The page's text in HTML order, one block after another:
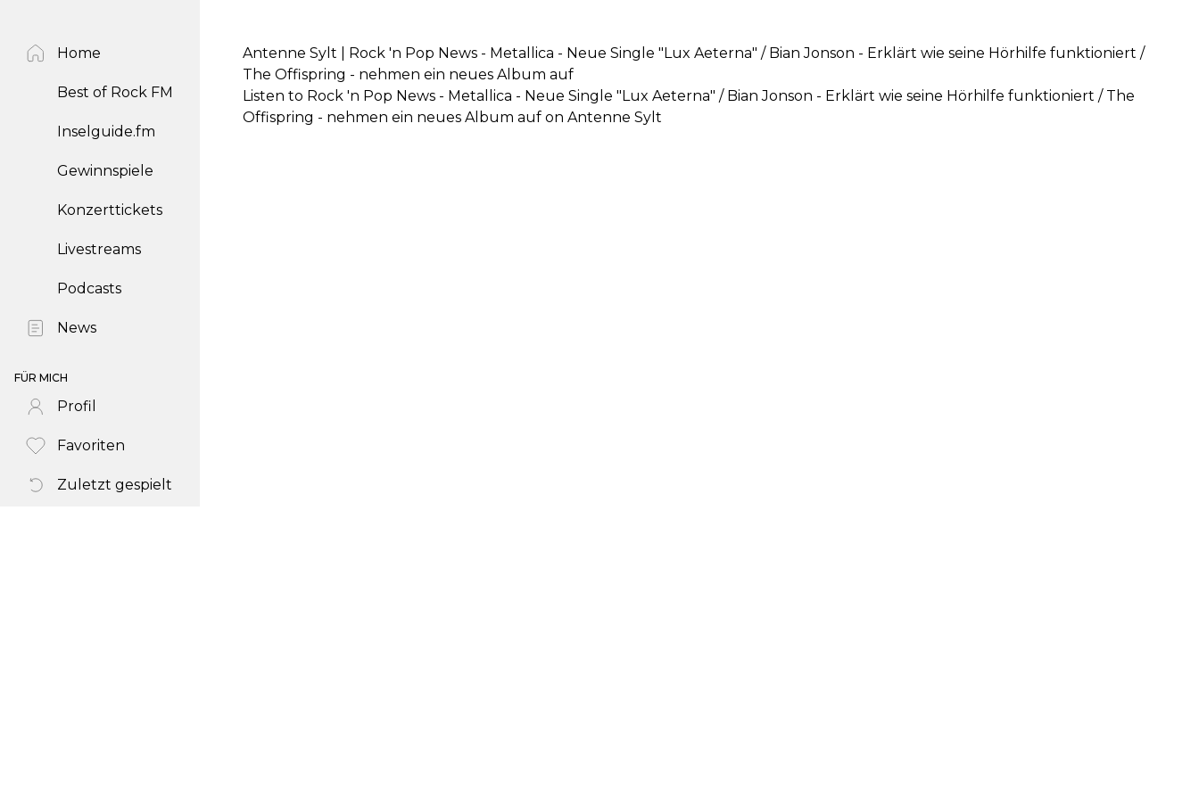
Home
Best of Rock FM
Inselguide.fm
Gewinnspiele
Konzerttickets
Livestreams
Podcasts
News
FÜR MICH
Profil
Favoriten
Zuletzt gespielt
Antenne Sylt | Rock 'n Pop News - Metallica - Neue Single "Lux Aeterna" / Bian Jonson - Erklärt wie seine Hörhilfe funktioniert /
The Offispring - nehmen ein neues Album auf
Listen to Rock 'n Pop News - Metallica - Neue Single "Lux Aeterna" / Bian Jonson - Erklärt wie seine Hörhilfe funktioniert / The
Offispring - nehmen ein neues Album auf on Antenne Sylt